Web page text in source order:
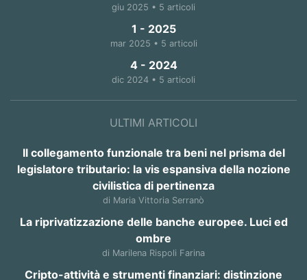
giu 2025 • 5 articoli
1 - 2025
mar 2025 • 5 articoli
4 - 2024
dic 2024 • 5 articoli
ULTIMI ARTICOLI
Il collegamento funzionale tra beni nel prisma del
legislatore tributario: la vis espansiva della nozione
civilistica di pertinenza
di Maria Vittoria Serranò
La riprivatizzazione delle banche europee. Luci ed
ombre
di Marilena Rispoli Farina
Cripto-attività e strumenti finanziari: distinzione